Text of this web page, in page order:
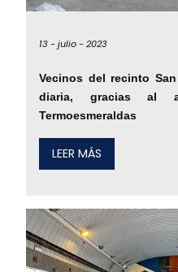
13 -julio -2023
Vecinos del recinto
diaria, gracias al
Termoesmeraldas
LEER MÁS